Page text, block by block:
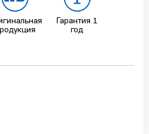
Гарантия 1
год